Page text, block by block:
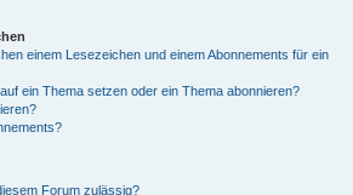
einem Lesezeichen und einem Abonnements für ein
ein Thema setzen oder ein Thema abonnieren?
Forum zulässig?